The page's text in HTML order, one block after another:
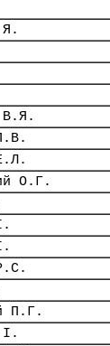
В.Я.
О.Г.
П.Г.